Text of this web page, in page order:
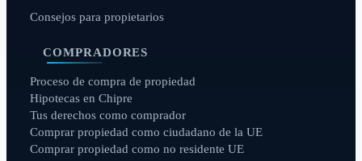
Consejos para propietarios
COMPRADORES
Proceso de compra de propiedad
Hipotecas en Chipre
Tus derechos como comprador
Comprar propiedad como ciudadano de la UE
Comprar propiedad como no residente UE